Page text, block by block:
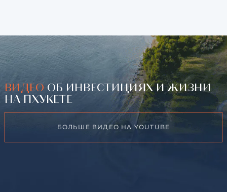
ВИДЕО ОБ ИНВЕСТИЦИЯХ И ЖИЗНИ
НА ПХУКЕТЕ
БОЛЬШЕ ВИДЕО НА YOUTUBE